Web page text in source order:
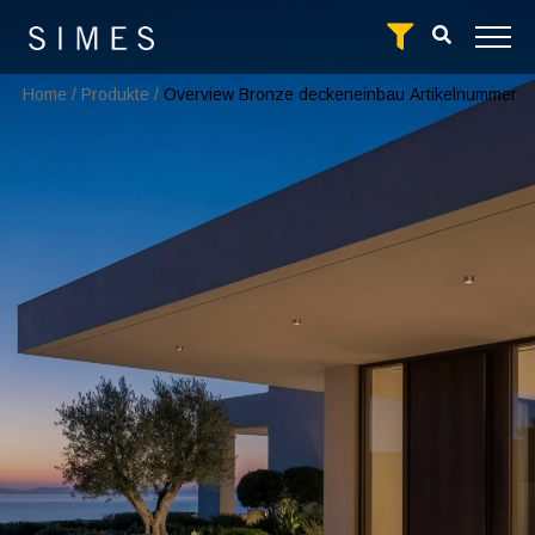
Home / Produkte / Overview Bronze deckeneinbau Artikelnummer